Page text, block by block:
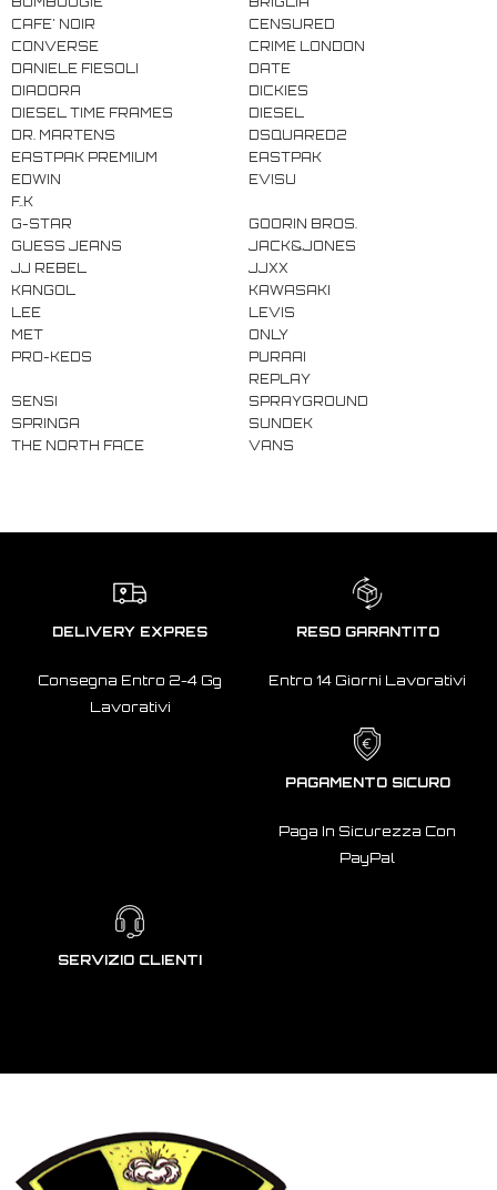
CAFE' NOIR
CENSURED
CONVERSE
CRIME LONDON
DANIELE FIESOLI
DATE
DIADORA
DICKIES
DIESEL TIME FRAMES
DIESEL
DR. MARTENS
DSQUARED2
EASTPAK PREMIUM
EASTPAK
EDWIN
EVISU
F..K
G-STAR
GOORIN BROS.
GUESS JEANS
JACK&JONES
JJ REBEL
JJXX
KANGOL
KAWASAKI
LEE
LEVIS
MET
ONLY
PRO-KEDS
PURAAI
REPLAY
SENSI
SPRAYGROUND
SPRINGA
SUNDEK
THE NORTH FACE
VANS
DELIVERY EXPRES
Consegna Entro 2-4 Gg
Lavorativi
RESO GARANTITO
Entro 14 Giorni Lavorativi
PAGAMENTO SICURO
Paga In Sicurezza Con
PayPal
SERVIZIO CLIENTI